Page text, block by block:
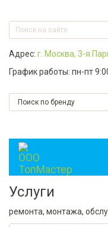
Адрес: г. Москва, 3-я
График работы: пн-пт
Услуги
ремонта, монтажа,